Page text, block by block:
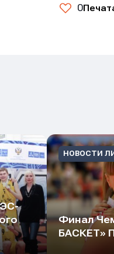
0
НОВОСТИ
Финал
БАСКЕТ»